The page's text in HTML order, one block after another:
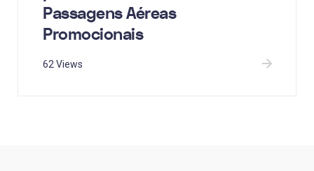
Passagens Aéreas
Promocionais
62 Views